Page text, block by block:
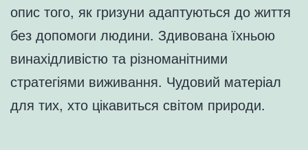
опис того, як гризуни адаптуються до життя
без допомоги людини. Здивована їхньою
винахідливістю та різноманітними
стратегіями виживання. Чудовий матеріал
для тих, хто цікавиться світом природи.